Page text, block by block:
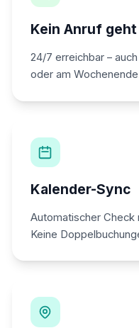
Kein Anruf
24/7 erreichbar –
oder am
Kalender-Sync
Automatischer
Keine